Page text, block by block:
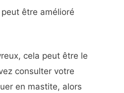
être amélioré
cela peut être le
consulter votre
en mastite, alors